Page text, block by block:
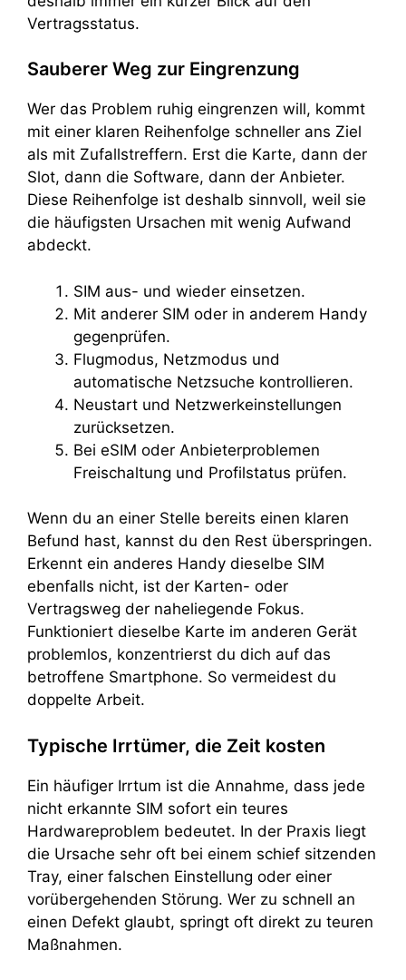
Vertragsstatus.
Sauberer Weg zur Eingrenzung
Wer das Problem ruhig eingrenzen will, kommt
mit einer klaren Reihenfolge schneller ans Ziel
als mit Zufallstreffern. Erst die Karte, dann der
Slot, dann die Software, dann der Anbieter.
Diese Reihenfolge ist deshalb sinnvoll, weil sie
die häufigsten Ursachen mit wenig Aufwand
abdeckt.
SIM aus- und wieder einsetzen.
Mit anderer SIM oder in anderem Handy
gegenprüfen.
Flugmodus, Netzmodus und
automatische Netzsuche kontrollieren.
Neustart und Netzwerkeinstellungen
zurücksetzen.
Bei eSIM oder Anbieterproblemen
Freischaltung und Profilstatus prüfen.
Wenn du an einer Stelle bereits einen klaren
Befund hast, kannst du den Rest überspringen.
Erkennt ein anderes Handy dieselbe SIM
ebenfalls nicht, ist der Karten- oder
Vertragsweg der naheliegende Fokus.
Funktioniert dieselbe Karte im anderen Gerät
problemlos, konzentrierst du dich auf das
betroffene Smartphone. So vermeidest du
doppelte Arbeit.
Typische Irrtümer, die Zeit kosten
Ein häufiger Irrtum ist die Annahme, dass jede
nicht erkannte SIM sofort ein teures
Hardwareproblem bedeutet. In der Praxis liegt
die Ursache sehr oft bei einem schief sitzenden
Tray, einer falschen Einstellung oder einer
vorübergehenden Störung. Wer zu schnell an
einen Defekt glaubt, springt oft direkt zu teuren
Maßnahmen.